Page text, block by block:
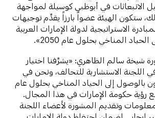
الانبعاثات في أبوظبي كوسيلة لمواجهة
ستكون الهيئة عضواً بارزاً يقدِّم توجيهات
الاستراتيجية لدولة الإمارات العربية
المناخي بحلول عام 2050».
شيخة سالم الظاهري: «يشرِّفنا اختيار
اللجنة الاستشارية للتحالف، ونحن في
بالوصول إلى الحياد المناخي بحلول عام
مع رؤية حكومة الإمارات في هذا المجال.
وتقديم المشورة لأعضاء اللجنة